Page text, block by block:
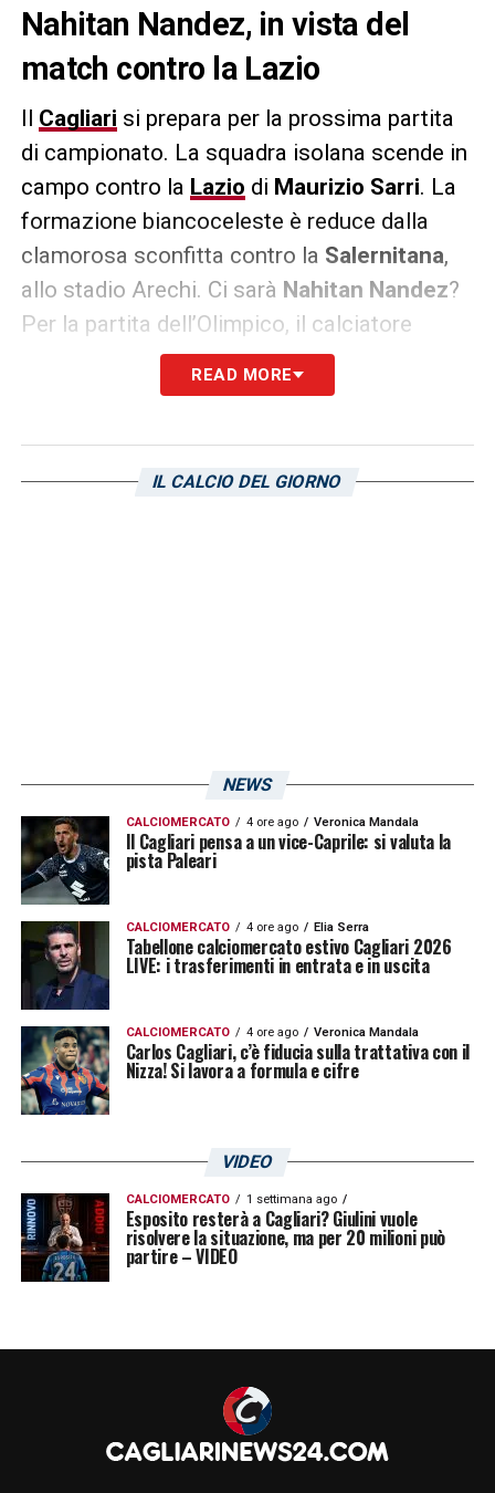
Nahitan Nandez, in vista del
match contro la Lazio
Il Cagliari si prepara per la prossima partita
di campionato. La squadra isolana scende in
campo contro la Lazio di Maurizio Sarri. La
formazione biancoceleste è reduce dalla
clamorosa sconfitta contro la Salernitana,
allo stadio Arechi. Ci sarà Nahitan Nandez?
Per la partita dell’Olimpico, il calciatore
uruguaiano potrebbe rivedersi fra i convocati
Claudio Ranieri. Nell’ultima
dolore. Si attende solo il via libera dallo staff
READ MORE
IL CALCIO DEL GIORNO
NEWS
CALCIOMERCATO 4 ore ago Veronica Mandala
Il Cagliari pensa a un vice-Caprile: si valuta la
pista Paleari
CALCIOMERCATO 4 ore ago Elia Serra
Tabellone calciomercato estivo Cagliari 2026
LIVE: i trasferimenti in entrata e in uscita
CALCIOMERCATO 4 ore ago Veronica Mandala
Carlos Cagliari, c’è fiducia sulla trattativa con il
Nizza! Si lavora a formula e cifre
VIDEO
CALCIOMERCATO 1 settimana ago
Esposito resterà a Cagliari? Giulini vuole
risolvere la situazione, ma per 20 milioni può
partire – VIDEO